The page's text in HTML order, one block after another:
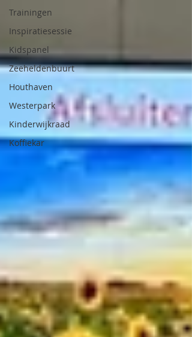
Trainingen
Inspiratiesessie
Kidspanel
Zeeheldenbuurt
Houthaven
Westerpark
Kinderwijkraad
Koffiekar